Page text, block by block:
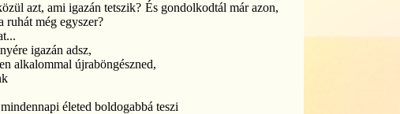
azt, ami igazán tetszik? És gondolkodtál már azon,
ruhát még egyszer?
igazán adsz,
alkalommal újraböngészned,
életed boldogabbá teszi